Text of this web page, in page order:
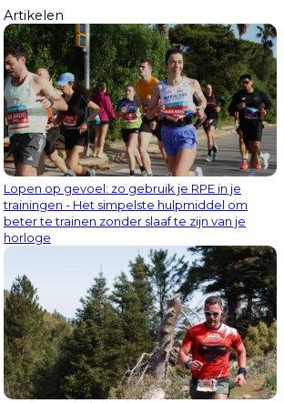
Artikelen
Lopen op gevoel: zo gebruik je RPE in je
trainingen - Het simpelste hulpmiddel om
beter te trainen zonder slaaf te zijn van je
horloge